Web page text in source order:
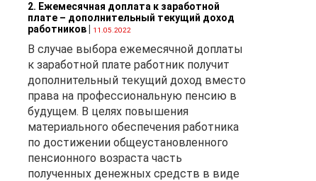
2. Ежемесячная доплата к заработной
плате – дополнительный текущий доход
работников| 11.05.2022
В случае выбора ежемесячной доплаты
к заработной плате работник получит
дополнительный текущий доход вместо
права на профессиональную пенсию в
будущем. В целях повышения
материального обеспечения работника
по достижении общеустановленного
пенсионного возраста часть
полученных денежных средств в виде